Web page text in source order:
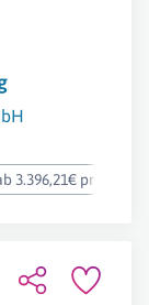
3.396,21€ pro